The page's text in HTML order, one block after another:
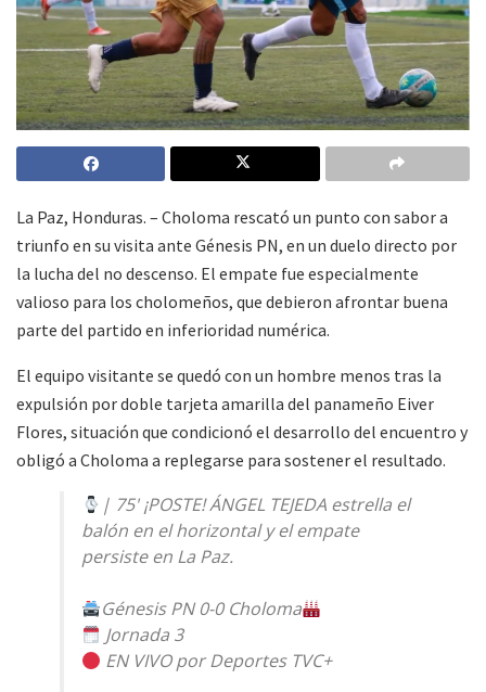
La Paz, Honduras. – Choloma rescató un punto con sabor a
triunfo en su visita ante Génesis PN, en un duelo directo por
la lucha del no descenso. El empate fue especialmente
valioso para los cholomeños, que debieron afrontar buena
parte del partido en inferioridad numérica.
El equipo visitante se quedó con un hombre menos tras la
expulsión por doble tarjeta amarilla del panameño Eiver
Flores, situación que condicionó el desarrollo del encuentro y
obligó a Choloma a replegarse para sostener el resultado.
| 75' ¡POSTE! ÁNGEL TEJEDA estrella el
balón en el horizontal y el empate
persiste en La Paz.
Génesis PN 0-0 Choloma
Jornada 3
EN VIVO por Deportes TVC+